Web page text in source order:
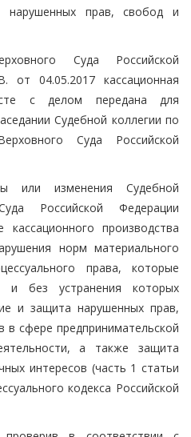
нарушенных прав, свобод и
Суда Российской
от 04.05.2017 кассационная
с делом передана для
Судебной коллегии по
Суда Российской
или изменения Судебной
Российской Федерации
производства
норм материального
права, которые
без устранения которых
и защита нарушенных прав,
в сфере предпринимательской
а также защита
интересов (часть 1 статьи
кодекса Российской